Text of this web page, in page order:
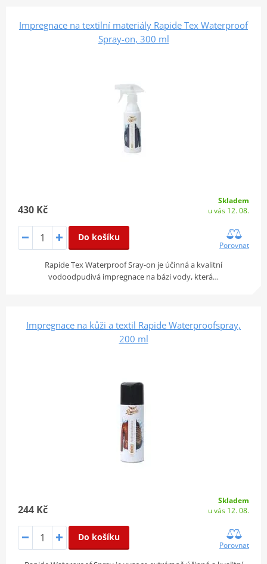
Impregnace na textilní materiály Rapide Tex Waterproof
Spray-on, 300 ml
430 Kč
Skladem
u vás 12. 08.
Do košíku
Porovnat
Rapide Tex Waterproof Sray-on je účinná a kvalitní
vodoodpudivá impregnace na bázi vody, která…
Impregnace na kůži a textil Rapide Waterproofspray,
200 ml
244 Kč
Skladem
u vás 12. 08.
Do košíku
Porovnat